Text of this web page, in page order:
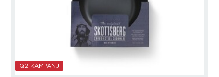
Q2 KAMPANJ